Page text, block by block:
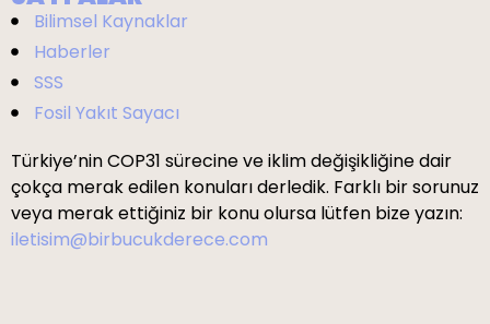
Bilimsel Kaynaklar
Haberler
SSS
Fosil Yakıt Sayacı
Türkiye’nin COP31 sürecine ve iklim değişikliğine dair
çokça merak edilen konuları derledik. Farklı bir sorunuz
veya merak ettiğiniz bir konu olursa lütfen bize yazın:
iletisim@birbucukderece.com